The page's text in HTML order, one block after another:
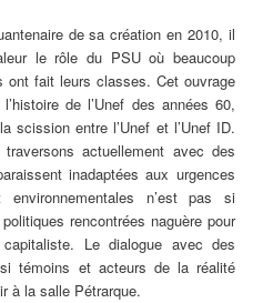
de sa création en 2010, il
le rôle du PSU où beaucoup
ont fait leurs classes. Cet ouvrage
de l’Unef des années 60,
scission entre l’Unef et l’Unef ID.
actuellement avec des
inadaptées aux urgences
environnementales n’est pas si
rencontrées naguère pour
capitaliste. Le dialogue avec des
témoins et acteurs de la réalité
à la salle Pétrarque.